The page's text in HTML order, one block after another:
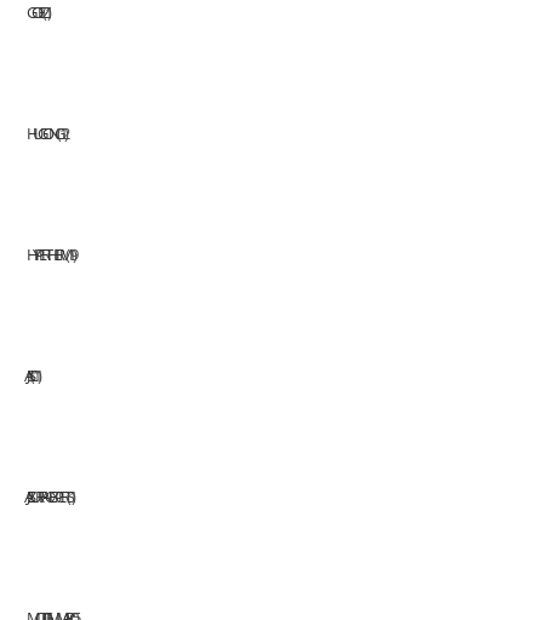
GOELZ1
HUGONG12
HYPERTHERM19
JASIC11
JAZ SURFACE EXPERTS1